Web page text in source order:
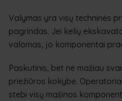
Valymas yra visų techninės
pagrindas. Jei kelių
valomas, jo komponentai
Paskutinis, bet ne mažiau
priežiūros kokybė.
stebi visų mašinos